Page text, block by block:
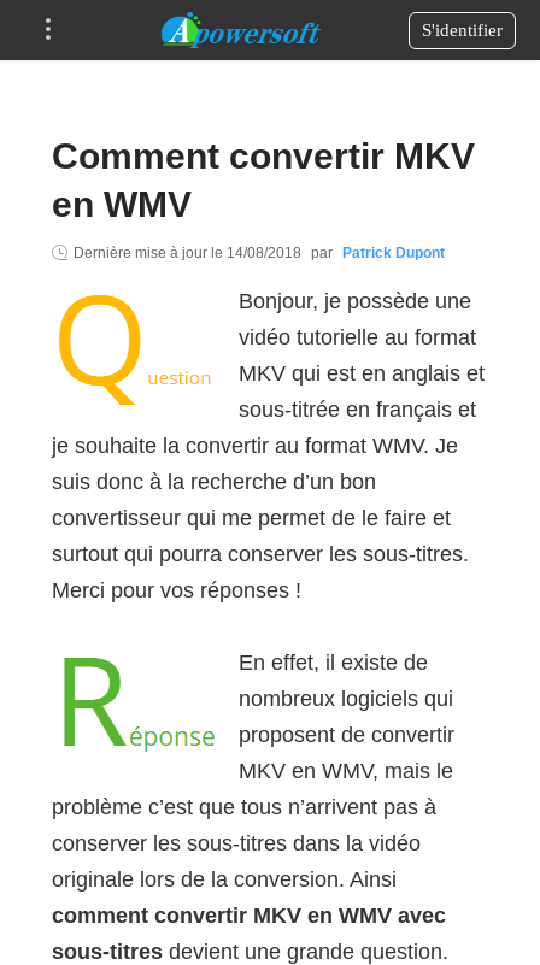
S'identifier
Comment convertir MKV
en WMV
Dernière mise à jour le 14/08/2018 par Patrick Dupont
Bonjour, je possède une
vidéo tutorielle au format
MKV qui est en anglais et
sous-titrée en français et
je souhaite la convertir au format WMV. Je
suis donc à la recherche d’un bon
convertisseur qui me permet de le faire et
surtout qui pourra conserver les sous-titres.
Merci pour vos réponses !
En effet, il existe de
nombreux logiciels qui
proposent de convertir
MKV en WMV, mais le
problème c’est que tous n’arrivent pas à
conserver les sous-titres dans la vidéo
originale lors de la conversion. Ainsi
comment convertir MKV en WMV avec
sous-titresdevient une grande question.